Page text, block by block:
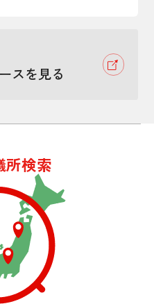
スを見る
所検索